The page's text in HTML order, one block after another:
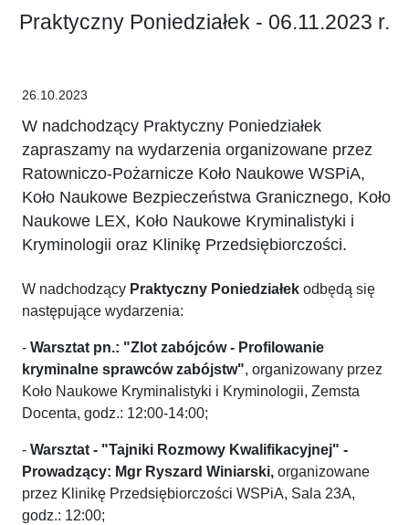
Praktyczny Poniedziałek - 06.11.2023 r.
26.10.2023
W nadchodzący Praktyczny Poniedziałek
zapraszamy na wydarzenia organizowane przez
Ratowniczo-Pożarnicze Koło Naukowe WSPiA,
Koło Naukowe Bezpieczeństwa Granicznego, Koło
Naukowe LEX, Koło Naukowe Kryminalistyki i
Kryminologii oraz Klinikę Przedsiębiorczości.
W nadchodzący Praktyczny Poniedziałek odbędą się
następujące wydarzenia:
- Warsztat pn.: "Zlot zabójców - Profilowanie
kryminalne sprawców zabójstw", organizowany przez
Koło Naukowe Kryminalistyki i Kryminologii, Zemsta
Docenta, godz.: 12:00-14:00;
- Warsztat - "Tajniki Rozmowy Kwalifikacyjnej" -
Prowadzący: Mgr Ryszard Winiarski, organizowane
przez Klinikę Przedsiębiorczości WSPiA, Sala 23A,
godz.: 12:00;